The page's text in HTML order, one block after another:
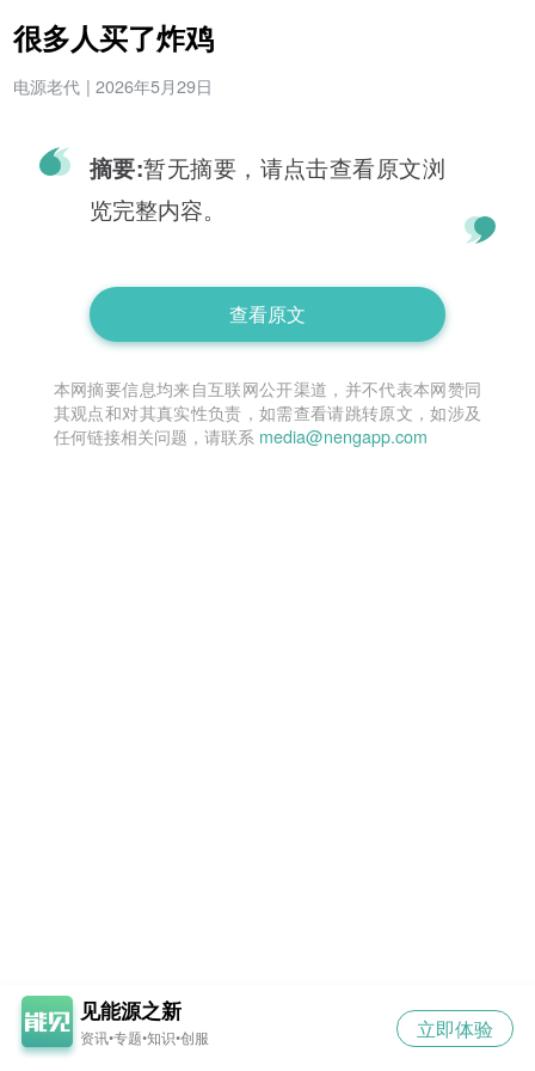
很多人买了炸鸡
电源老代 | 2026年5月29日
摘要:暂无摘要，请点击查看原文浏
览完整内容。
查看原文
本网摘要信息均来自互联网公开渠道，并不代表本网赞同
其观点和对其真实性负责，如需查看请跳转原文，如涉及
任何链接相关问题，请联系 media@nengapp.com
见能源之新
资讯•专题•知识•创服 立即体验